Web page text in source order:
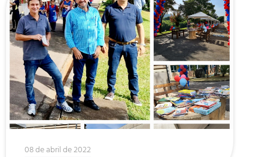
08 de abril de 2022